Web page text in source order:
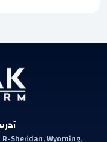
R-Sheridan, Wyoming,